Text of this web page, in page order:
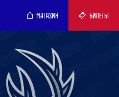
МАГАЗИН БИЛЕТЫ